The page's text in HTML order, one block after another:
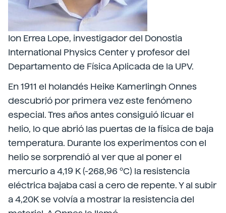
Ion Errea Lope, investigador del Donostia
International Physics Center y profesor del
Departamento de Física Aplicada de la UPV.
En 1911 el holandés Heike Kamerlingh Onnes
descubrió por primera vez este fenómeno
especial. Tres años antes consiguió licuar el
helio, lo que abrió las puertas de la física de baja
temperatura. Durante los experimentos con el
helio se sorprendió al ver que al poner el
mercurio a 4,19 K (-268,96 ºC) la resistencia
eléctrica bajaba casi a cero de repente. Y al subir
a 4,20K se volvía a mostrar la resistencia del